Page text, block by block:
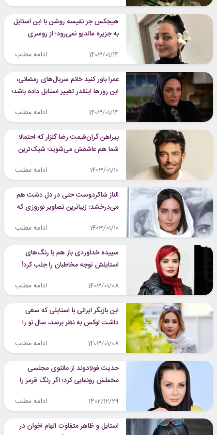
هیچکس جز نفیسه روشن با این استایل
به جزیره مالدیو نمی‌رود؛ از روسری
1403/01/14 ادامه مطلب
عمرا باور کنید خانم سریال‌های رمضانی،
این روزها اینقدر تغییر استایل داده باشد؛
1403/01/14 ادامه مطلب
پیراهن گران‌قیمت رضا گلزار که احتمالا
شما هم عاشقش می‌شوید؛ شیک‌ترین
1403/01/10 ادامه مطلب
الناز شاکردوست حتی در دل دشت هم
می‌درخشد؛ زیباترین تصاویر نوروزی که
1403/01/10 ادامه مطلب
سپیده خداوردی باز هم با رنگ‌های
استایلش توجه مخاطبان را جلب کرد!
1403/01/08 ادامه مطلب
این بازیگر ایرانی با استایلی که سعی
داشت لوکس به نظر برسد، سال نو را
را ببینید
1403/01/08 ادامه مطلب
حدیث فولادوند از مانتوی مجلسی
مخملش رونمایی کرد؛ اگر رنگ قرمز را
1402/12/29 ادامه مطلب
استایل و ظاهر متفاوت الهام اخوان در